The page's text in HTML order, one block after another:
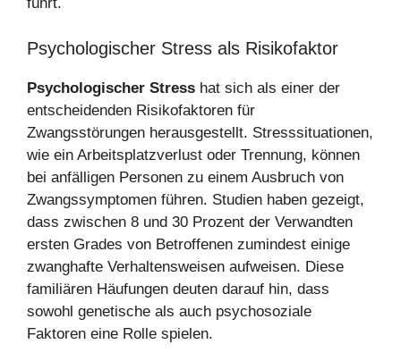
führt.
Psychologischer Stress als Risikofaktor
Psychologischer Stress hat sich als einer der
entscheidenden Risikofaktoren für
Zwangsstörungen herausgestellt. Stresssituationen,
wie ein Arbeitsplatzverlust oder Trennung, können
bei anfälligen Personen zu einem Ausbruch von
Zwangssymptomen führen. Studien haben gezeigt,
dass zwischen 8 und 30 Prozent der Verwandten
ersten Grades von Betroffenen zumindest einige
zwanghafte Verhaltensweisen aufweisen. Diese
familiären Häufungen deuten darauf hin, dass
sowohl genetische als auch psychosoziale
Faktoren eine Rolle spielen.